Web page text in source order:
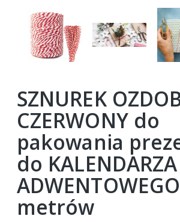
SZNUREK
CZERWONY do
pakowania
do KALENDARZA
metrów